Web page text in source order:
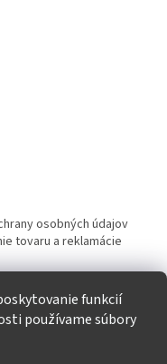
funkcií
používame súbory
osobných údajov
tovaru a reklamácie